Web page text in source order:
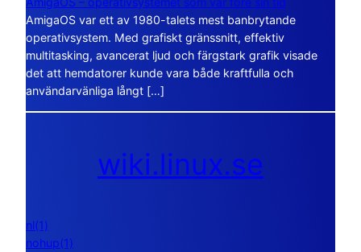
AmigaOS var ett av 1980-talets mest banbrytande
operativsystem. Med grafiskt gränssnitt, effektiv
multitasking, avancerat ljud och färgstark grafik visade
det att hemdatorer kunde vara både kraftfulla och
användarvänliga långt […]
wiki.linux.se
nl(1)
nohup(1)